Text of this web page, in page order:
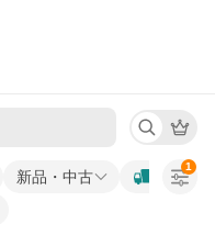
新品・中古
1